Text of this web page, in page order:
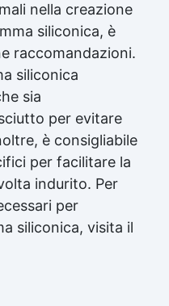
nella creazione
siliconica, è
raccomandazioni.
siliconica
sia
per evitare
è consigliabile
per facilitare la
indurito. Per
per
siliconica, visita il